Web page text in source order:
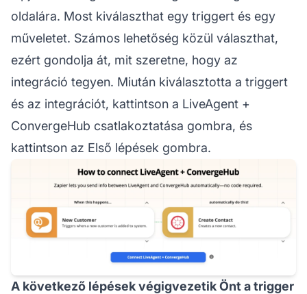
oldalára. Most kiválaszthat egy triggert és egy
műveletet. Számos lehetőség közül választhat,
ezért gondolja át, mit szeretne, hogy az
integráció tegyen. Miután kiválasztotta a triggert
és az integrációt, kattintson a LiveAgent +
ConvergeHub csatlakoztatása gombra, és
kattintson az Első lépések gombra.
A következő lépések végigvezetik Önt a trigger